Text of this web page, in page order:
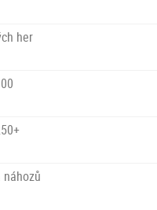
her